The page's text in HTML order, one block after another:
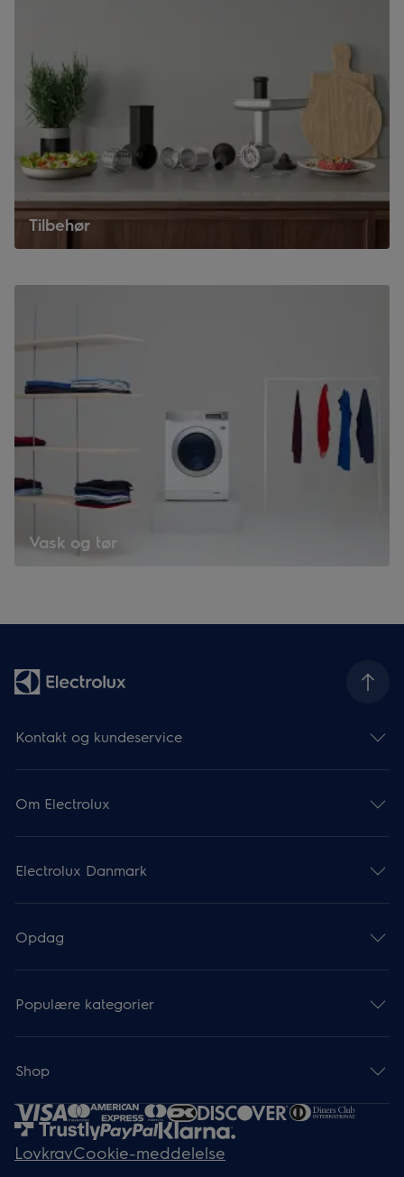
Tilbehør
Vask og tør
Kontakt og kundeservice
Om Electrolux
Electrolux Danmark
Opdag
Populære kategorier
Shop
LovkravCookie-meddelelse